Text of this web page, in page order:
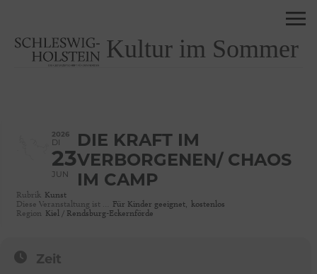
Kultur im Sommer
2026
DI
23
JUN
DIE KRAFT IM
VERBORGENEN/ CHAOS
IM CAMP
Rubrik Kunst
Diese Veranstaltung ist …
Für Kinder geeignet, kostenlos
Region Kiel / Rendsburg-Eckernförde
Zeit